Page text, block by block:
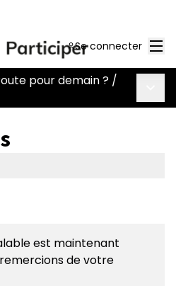
Se connecter
pour demain ? /
est maintenant
de votre